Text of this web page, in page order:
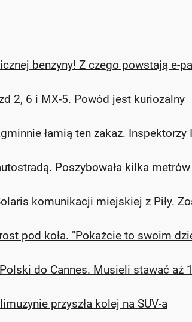
benzyny! Z czego powstają e-
2, 6 i MX-5. Powód jest kuriozalny
łamią ten zakaz.
Poszybowała kilka metrów
komunikacji miejskiej z Piły.
pod koła. "Pokażcie to swoim
do Cannes. Musieli stawać aż
przyszła kolej na SUV-a